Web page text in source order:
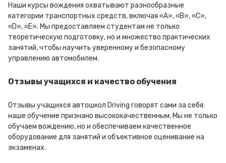
Наши курсы вождения охватывают разнообразные
категории транспортных средств, включая «A», «B», «C»,
«D», «E». Мы предоставляем студентам не только
теоретическую подготовку, но и множество практических
занятий, чтобы научить уверенному и безопасному
управлению автомобилем.
Отзывы учащихся и качество обучения
Отзывы учащихся автошкол Driving говорят сами за себя:
наше обучение признано высококачественным. Мы не только
обучаем вождению, но и обеспечиваем качественное
оборудование для занятий и объективное оценивание на
экзаменах.